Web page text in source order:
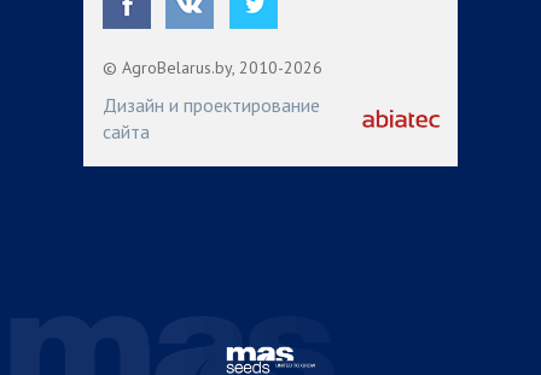
© AgroBelarus.by, 2010-2026
Дизайн и проектирование
сайта